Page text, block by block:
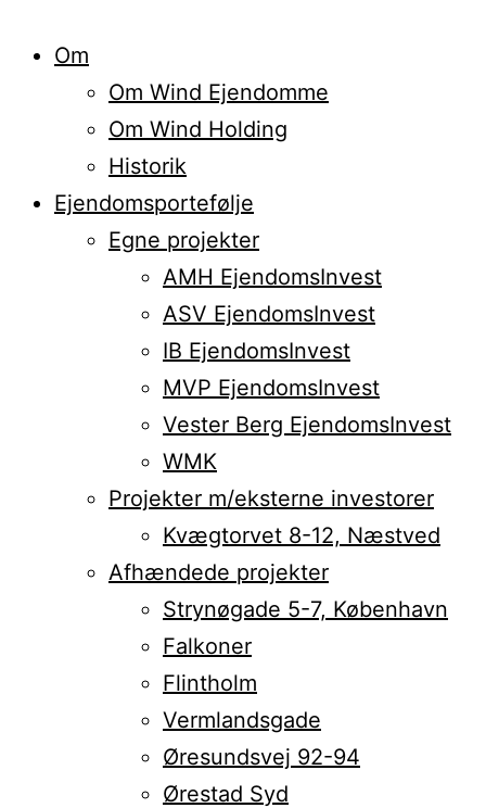
Om
Om Wind Ejendomme
Om Wind Holding
Historik
Ejendomsportefølje
Egne projekter
AMH EjendomsInvest
ASV EjendomsInvest
IB EjendomsInvest
MVP EjendomsInvest
Vester Berg EjendomsInvest
WMK
Projekter m/eksterne investorer
Kvægtorvet 8-12, Næstved
Afhændede projekter
Strynøgade 5-7, København
Falkoner
Flintholm
Vermlandsgade
Øresundsvej 92-94
Ørestad Syd